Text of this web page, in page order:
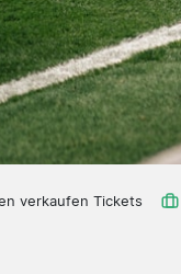
verkaufen Tickets